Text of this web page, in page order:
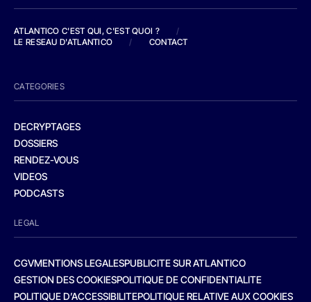
ATLANTICO C'EST QUI, C'EST QUOI ?
/
LE RESEAU D'ATLANTICO
/ CONTACT
CATEGORIES
DECRYPTAGES
DOSSIERS
RENDEZ-VOUS
VIDEOS
PODCASTS
LEGAL
CGVMENTIONS LEGALESPUBLICITE SUR ATLANTICO
GESTION DES COOKIESPOLITIQUE DE CONFIDENTIALITE
POLITIQUE D’ACCESSIBILITEPOLITIQUE RELATIVE AUX COOKIES